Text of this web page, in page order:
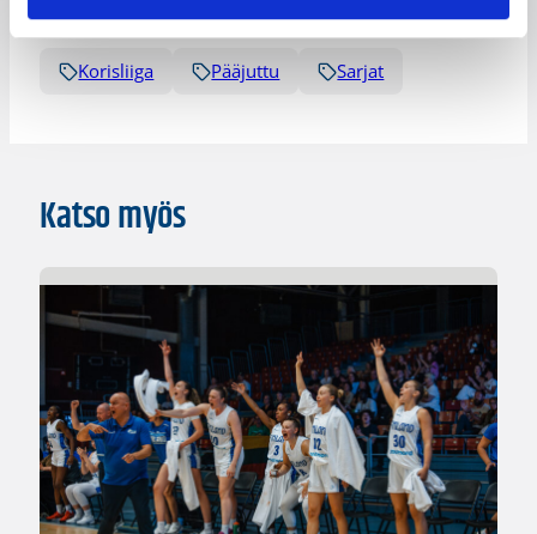
Korisliiga Pääjuttu Sarjat
Katso myös